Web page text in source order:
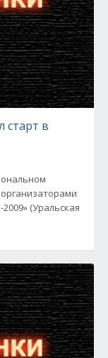
старт в
(Уральская